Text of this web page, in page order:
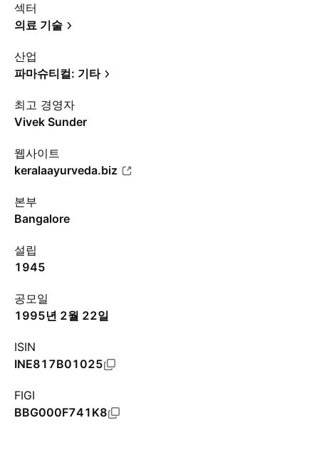
섹터
의료 기술
산업
파마슈티컬: 기타
최고 경영자
Vivek Sunder
웹사이트
keralaayurveda.biz
본부
Bangalore
설립
1945
공모일
1995년 2월 22일
ISIN
INE817B01025
FIGI
BBG000F741K8